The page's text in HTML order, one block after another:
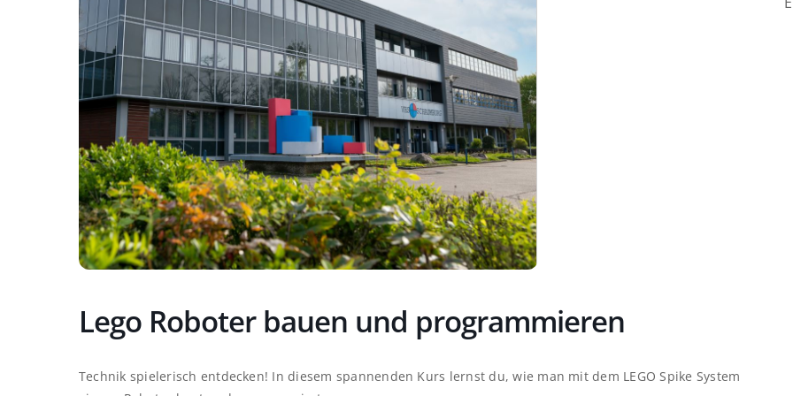
Lego Roboter bauen und programmieren
Technik spielerisch entdecken! In diesem spannenden Kurs lernst du, wie man mit dem LEGO Spike System